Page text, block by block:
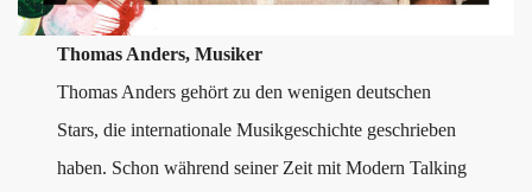
Thomas Anders, Musiker
Thomas Anders gehört zu den wenigen deutschen
Stars, die internationale Musikgeschichte geschrieben
haben. Schon während seiner Zeit mit Modern Talking